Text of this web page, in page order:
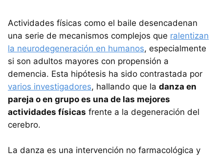
Actividades físicas como el baile desencadenan
una serie de mecanismos complejos que ralentizan
la neurodegeneración en humanos, especialmente
si son adultos mayores con propensión a
demencia. Esta hipótesis ha sido contrastada por
varios investigadores, hallando que la danza en
pareja o en grupo es una de las mejores
actividades físicas frente a la degeneración del
cerebro.
La danza es una intervención no farmacológica y